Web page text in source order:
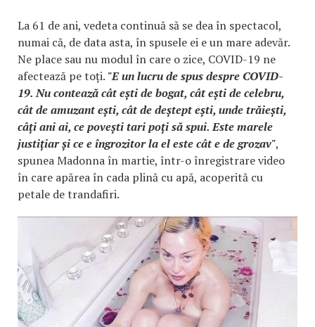
La 61 de ani, vedeta continuă să se dea în spectacol,
numai că, de data asta, în spusele ei e un mare adevăr.
Ne place sau nu modul în care o zice, COVID-19 ne
afectează pe toți. "E un lucru de spus despre COVID-
19. Nu contează cât ești de bogat, cât ești de celebru,
cât de amuzant ești, cât de deștept ești, unde trăiești,
câți ani ai, ce povești tari poți să spui. Este marele
justițiar și ce e îngrozitor la el este cât e de grozav",
spunea Madonna în martie, într-o înregistrare video
în care apărea în cada plină cu apă, acoperită cu
petale de trandafiri.